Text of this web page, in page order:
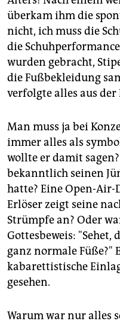
überkam ihm die
nicht, ich muss die
die
wurden gebracht,
die Fußbekleidung
verfolgte alles aus der
Man muss ja bei
immer alles als
wollte er damit
bekanntlich seinen
hatte? Eine Open-Air-
Erlöser zeigt seine
Strümpfe an? Oder
Gottesbeweis:
ganz normale Füße?"
kabarettistische
gesehen.
Warum war nur alles